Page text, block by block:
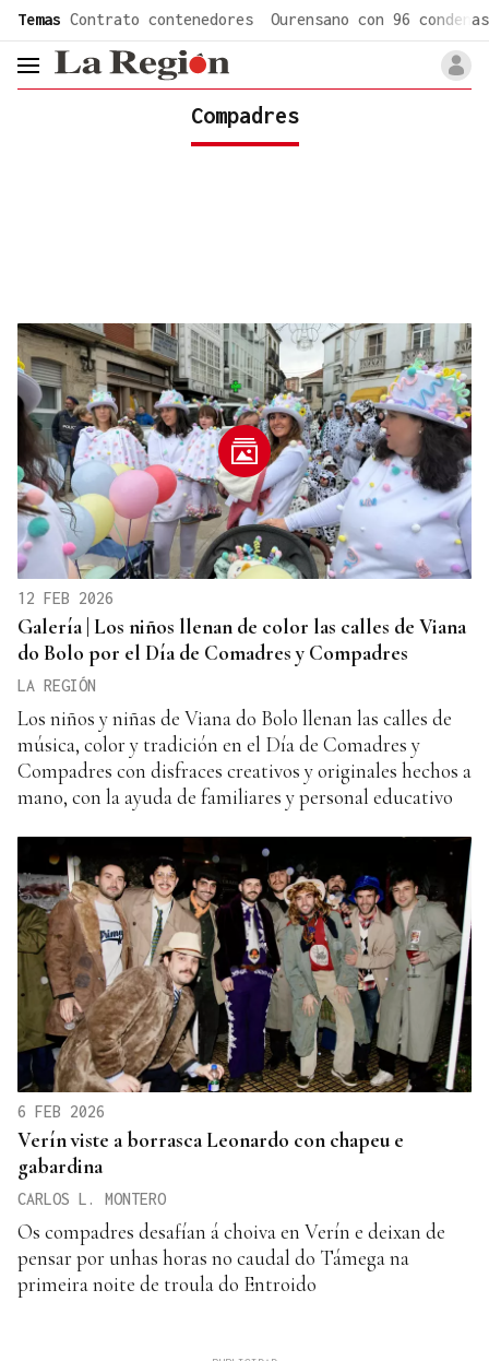
Temas Contrato contenedores Ourensano con 96 condenas
header.menu.open
Compadres
12 FEB 2026
Galería | Los niños llenan de color las calles de Viana
do Bolo por el Día de Comadres y Compadres
LA REGIÓN
Los niños y niñas de Viana do Bolo llenan las calles de
música, color y tradición en el Día de Comadres y
Compadres con disfraces creativos y originales hechos a
mano, con la ayuda de familiares y personal educativo
6 FEB 2026
Verín viste a borrasca Leonardo con chapeu e
gabardina
CARLOS L. MONTERO
Os compadres desafían á choiva en Verín e deixan de
pensar por unhas horas no caudal do Támega na
primeira noite de troula do Entroido